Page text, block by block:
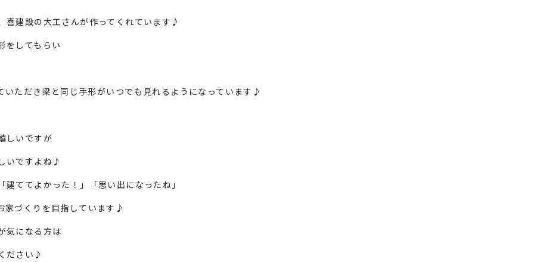
喜建設の大工さんが作ってくれています♪
をしてもらい
いただき梁と同じ手形がいつでも見れるようになっています♪
しいですが
いですよね♪
建ててよかった！」「思い出になったね」
家づくりを目指しています♪
気になる方は
ださい♪